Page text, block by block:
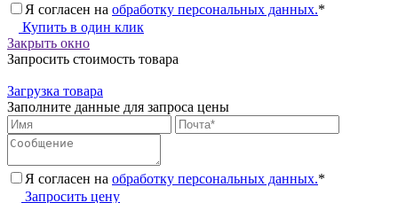
Я согласен на обработку персональных данных.*
Купить в один клик
Закрыть окно
Запросить стоимость товара
Загрузка товара
Заполните данные для запроса цены
Я согласен на обработку персональных данных.*
Запросить цену